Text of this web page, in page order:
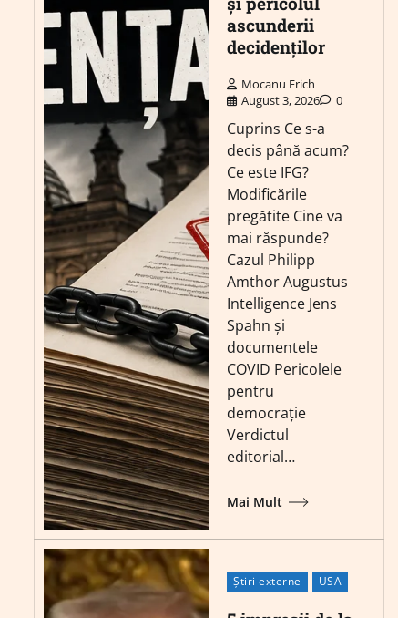
ascunderii
decidenților
Mocanu Erich
August 3, 2026
0
Cuprins Ce s-a
decis până acum?
Ce este IFG?
Modificările
pregătite Cine va
mai răspunde?
Cazul Philipp
Amthor Augustus
Intelligence Jens
Spahn și
documentele
COVID Pericolele
pentru
democrație
Verdictul
editorial…
Mai Mult
Știri externe USA